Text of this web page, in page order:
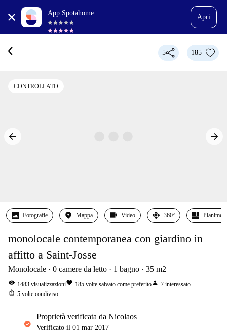
App Spotahome
Apri
5 185
CONTROLLATO
Fotografie Mappa Video 360º
monolocale contemporanea con giardino in
affitto a Saint-Josse
Monolocale 0 camere da letto 1 bagno 35 m2
visibility 1483 visualizzazionifavorite 185 volte salvato come preferitoperson 7 interessato
ios_share 5 volte condiviso
proprietà verificata da Nicolaos
Verificato il 01 mar 2017